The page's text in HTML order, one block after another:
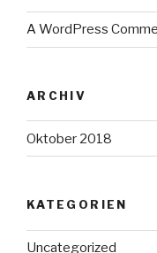
A WordPress
ARCHIV
Oktober 2018
KATEGORIEN
Uncategorized